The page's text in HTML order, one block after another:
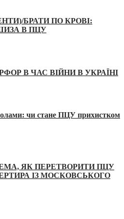
БРАТИ ПО КРОВІ:
В ПЦУ
В ЧАС ВІЙНИ В УКРАЇНІ
чи стане ПЦУ прихистком
ЯК ПЕРЕТВОРИТИ ПЦУ
ІЗ МОСКОВСЬКОГО